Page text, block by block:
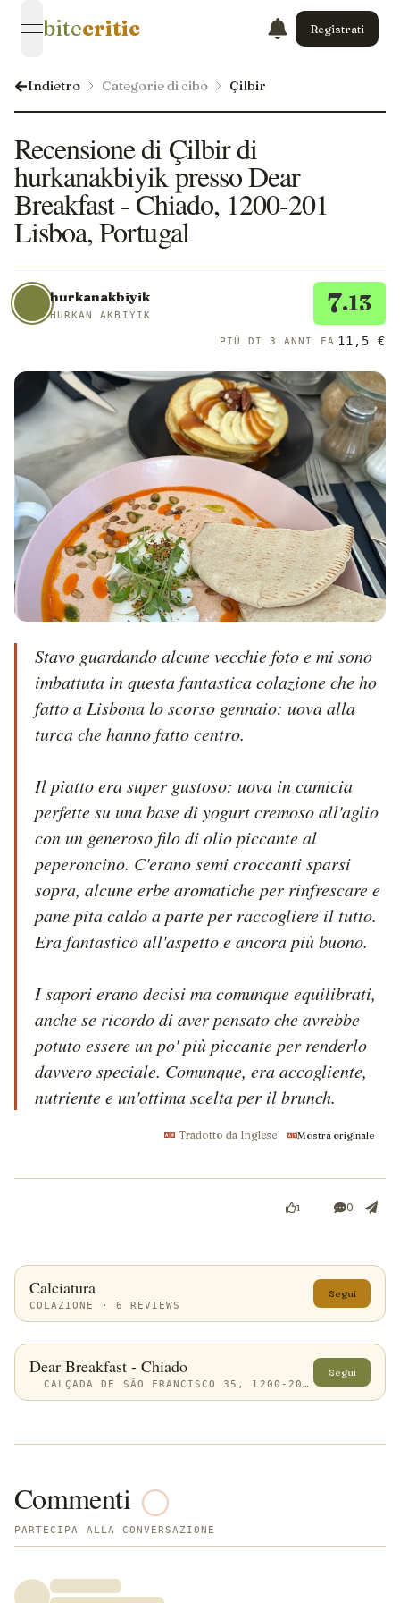
open navigation menu
bitecritic Registrati
Indietro Categorie di cibo Çilbir
Recensione di Çilbir di
hurkanakbiyik presso Dear
Breakfast - Chiado, 1200-201
Lisboa, Portugal
hurkanakbiyik
HURKAN AKBIYIK 7.13
PIÙ DI 3 ANNI FA 11,5 €
Stavo guardando alcune vecchie foto e mi sono
imbattuta in questa fantastica colazione che ho
fatto a Lisbona lo scorso gennaio: uova alla
turca che hanno fatto centro.
Il piatto era super gustoso: uova in camicia
perfette su una base di yogurt cremoso all'aglio
con un generoso filo di olio piccante al
peperoncino. C'erano semi croccanti sparsi
sopra, alcune erbe aromatiche per rinfrescare e
pane pita caldo a parte per raccogliere il tutto.
Era fantastico all'aspetto e ancora più buono.
I sapori erano decisi ma comunque equilibrati,
anche se ricordo di aver pensato che avrebbe
potuto essere un po' più piccante per renderlo
davvero speciale. Comunque, era accogliente,
nutriente e un'ottima scelta per il brunch.
Tradotto da Inglese Mostra originale
1 0
Calciatura
COLAZIONE · 6 REVIEWS
Segui
Dear Breakfast - Chiado
CALÇADA DE SÃO FRANCISCO 35, 1200-201 LISBOA, PORTUGAL
Segui
Commenti
PARTECIPA ALLA CONVERSAZIONE